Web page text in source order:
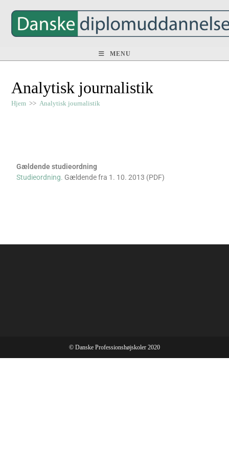
MENU
Analytisk journalistik
Hjem >> Analytisk journalistik
Gældende studieordning
Studieordning. Gældende fra 1. 10. 2013 (PDF)
© Danske Professionshøjskoler 2020